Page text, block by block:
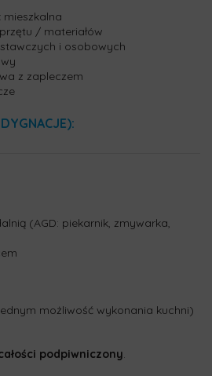
/ materiałów
i osobowych
z zapleczem
(AGD: piekarnik, zmywarka,
możliwość wykonania kuchni)
podpiwniczony.